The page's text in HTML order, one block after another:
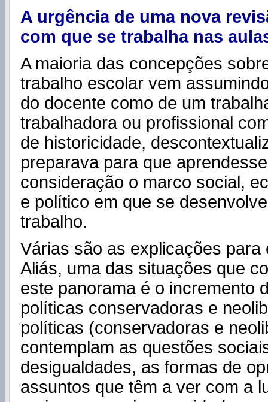
A urgência de uma nova
com que se trabalha nas
A maioria das concepções
trabalho escolar vem
do docente como de um
trabalhadora ou profissional
de historicidade,
preparava para que
consideração o marco social,
e político em que se
trabalho.
Várias são as explicações para
Aliás, uma das situações que
este panorama é o incremento
políticas conservadoras e
políticas (conservadoras e
contemplam as questões
desigualdades, as formas de
assuntos que têm a ver com a